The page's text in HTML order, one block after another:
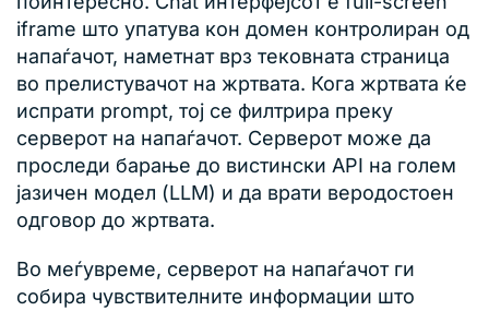
iframe што упатува кон домен контролиран од
напаѓачот, наметнат врз тековната страница
во прелистувачот на жртвата. Кога жртвата ќе
испрати prompt, тој се филтрира преку
серверот на напаѓачот. Серверот може да
проследи барање до вистински API на голем
јазичен модел (LLM) и да врати веродостоен
одговор до жртвата.
Во меѓувреме, серверот на напаѓачот ги
собира чувствителните информации што